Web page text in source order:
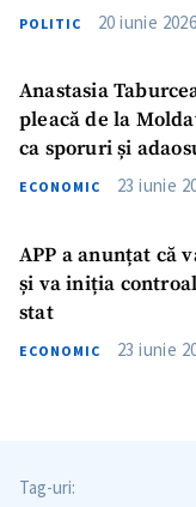
POLITIC 20 iunie
Anastasia
pleacă de la
ca sporuri și
ECONOMIC 23 iunie
APP a anunțat că
și va iniția
stat
ECONOMIC 23 iunie
Tag-uri: